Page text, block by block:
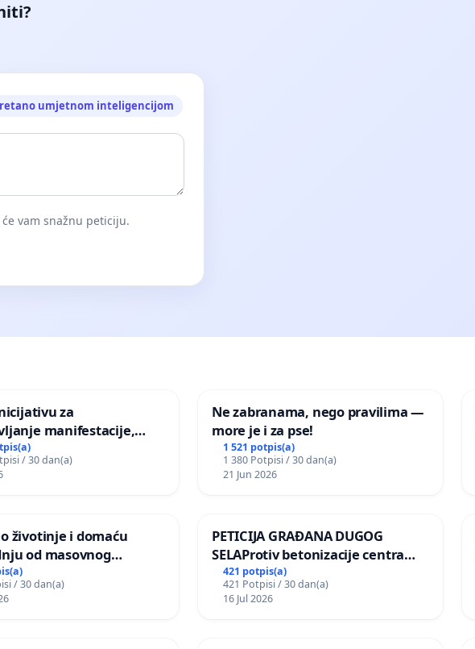
umjetnom inteligencijom
vam snažnu peticiju.
za
manifestacije,
nagrade ili drugog
„Edin Avdić“ u
/ 30 dan(a)
Ne zabranama, nego pravilima —
more je i za pse!
1 521 potpis(a)
1 380 Potpisi / 30 dan(a)
21 Jun 2026
životinje i domaću
od masovnog
zbog afričke svinjske
/ 30 dan(a)
PETICIJA GRAĐANA DUGOG
SELAProtiv betonizacije centra
grada i za očuvanje postojećih
zelenih površina i odraslih stabala
pri donošenju izmjena
421 potpis(a)
421 Potpisi / 30 dan(a)
16 Jul 2026